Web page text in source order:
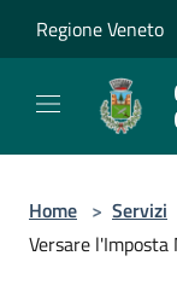
Regione Veneto
Home > Servizi
Versare l'Imposta